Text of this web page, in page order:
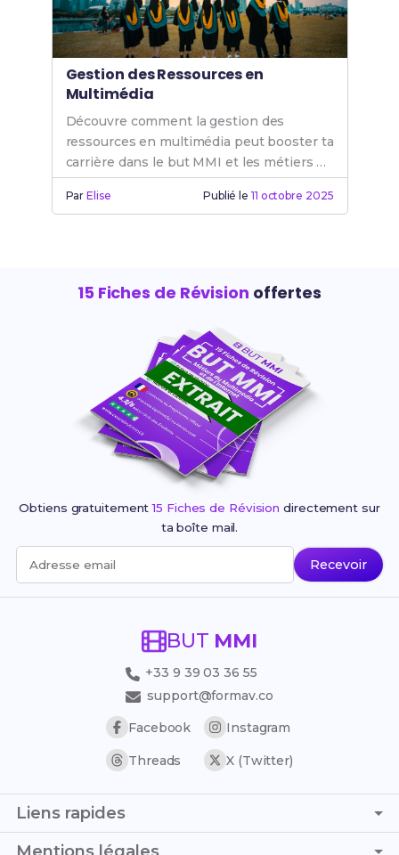
Gestion des Ressources en
Multimédia
Découvre comment la gestion des
ressources en multimédia peut booster ta
carrière dans le but MMI et les métiers de
l'internet.
ParElise Publié le 11 octobre 2025
15 Fiches de Révision offertes
Obtiens gratuitement15 Fiches de Révision directement sur
ta boîte mail.
Adresse email Recevoir
BUT MMI
+33 9 39 03 36 55
support@formav.co
Facebook
Instagram
Threads X (Twitter)
Liens rapides
Page d'accueil